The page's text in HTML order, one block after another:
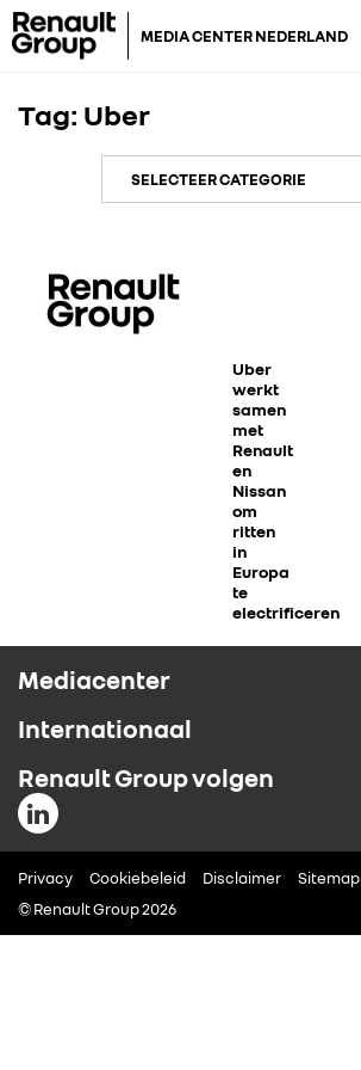
MEDIA CENTER NEDERLAND
RENAULT GROUP
CONTACT
Tag: Uber
Uber
werkt
samen
met
Renault
en
Nissan
om
ritten
in
Europa
te
electrificeren
Mediacenter
Internationaal
Renault Group volgen
Privacy Cookiebeleid Disclaimer
Sitemap
© Renault Group 2026